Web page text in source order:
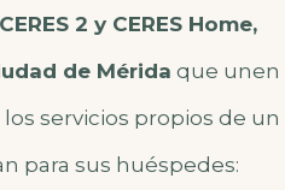
2 y CERES Home,
de Mérida que unen
servicios propios de un
para sus huéspedes: